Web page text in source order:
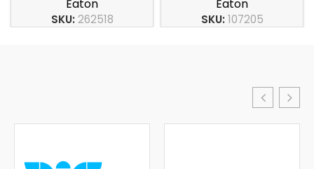
Eaton
SKU:262518
Eaton
SKU:107205